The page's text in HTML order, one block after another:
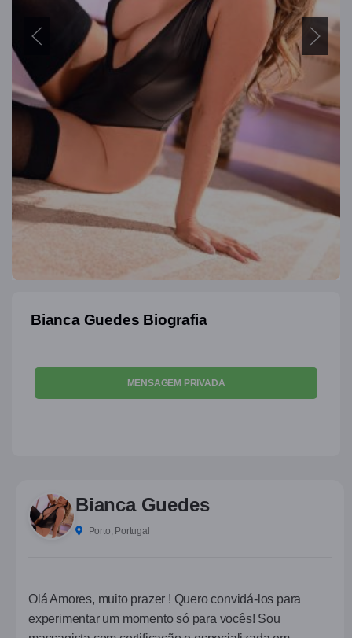
Bianca Guedes Biografia
MENSAGEM PRIVADA
Bianca Guedes
Porto, Portugal
Olá Amores, muito prazer ! Quero convidá-los para
experimentar um momento só para vocês! Sou